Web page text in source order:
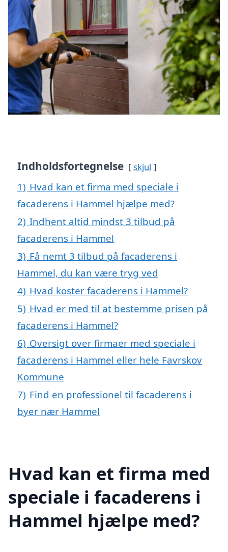
Indholdsfortegnelse skjul
1) Hvad kan et firma med speciale i
facaderens i Hammel hjælpe med?
2) Indhent altid mindst 3 tilbud på
facaderens i Hammel
3) Få nemt 3 tilbud på facaderens i
Hammel, du kan være tryg ved
4) Hvad koster facaderens i Hammel?
5) Hvad er med til at bestemme prisen på
facaderens i Hammel?
6) Oversigt over firmaer med speciale i
facaderens i Hammel eller hele Favrskov
Kommune
7) Find en professionel til facaderens i
byer nær Hammel
Hvad kan et firma med
speciale i facaderens i
Hammel hjælpe med?